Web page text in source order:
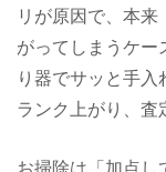
リが原因で、本
がってしまうケー
り器でサッと手
ランク上がり、査